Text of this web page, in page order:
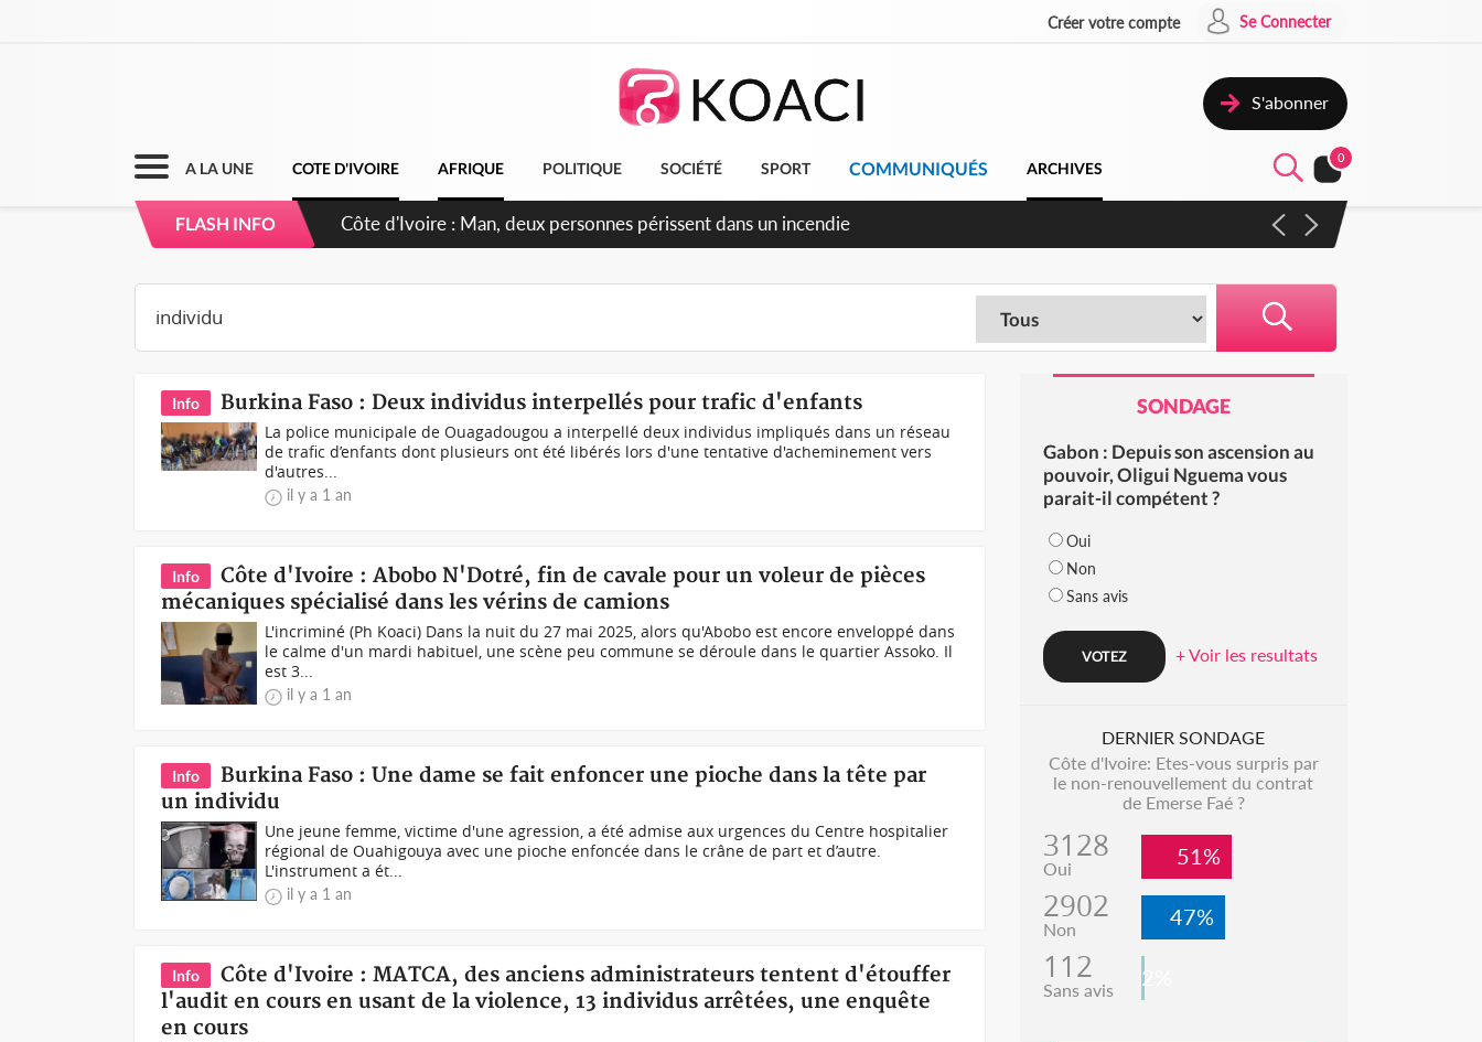
Créer votre compte Se Connecter
S'abonner
A LA UNE COTE D'IVOIRE AFRIQUE POLITIQUE SOCIÉTÉ SPORT COMMUNIQUÉS ARCHIVES
0
FLASH INFO
Côte d'Ivoire : Séileu, la célébration de la fête nationale transformée en vaste campagne contre les produits
Info Burkina Faso : Deux individus interpellés pour trafic d'enfants
La police municipale de Ouagadougou a interpellé deux individus impliqués dans un réseau
de trafic d’enfants dont plusieurs ont été libérés lors d'une tentative d'acheminement vers
d'autres...
il y a 1 an
Info
Côte d'Ivoire : Abobo N'Dotré, fin de cavale pour un voleur de pièces
mécaniques spécialisé dans les vérins de camions
L'incriminé (Ph Koaci) Dans la nuit du 27 mai 2025, alors qu'Abobo est encore enveloppé dans
le calme d'un mardi habituel, une scène peu commune se déroule dans le quartier Assoko. Il
est 3...
il y a 1 an
Info
Burkina Faso : Une dame se fait enfoncer une pioche dans la tête par
un individu
Une jeune femme, victime d'une agression, a été admise aux urgences du Centre hospitalier
régional de Ouahigouya avec une pioche enfoncée dans le crâne de part et d’autre.‍
L'instrument a ét...
il y a 1 an
Info
Côte d'Ivoire : MATCA, des anciens administrateurs tentent d'étouffer
l'audit en cours en usant de la violence, 13 individus arrêtées, une enquête
en cours
SONDAGE
Gabon : Depuis son ascension au
pouvoir, Oligui Nguema vous
parait-il compétent ?
Oui
Non
Sans avis
+ Voir les resultats
DERNIER SONDAGE
Côte d'Ivoire: Etes-vous surpris par
le non-renouvellement du contrat
de Emerse Faé ?
3128
Oui 51%
2902
Non 47%
112
Sans avis 2%